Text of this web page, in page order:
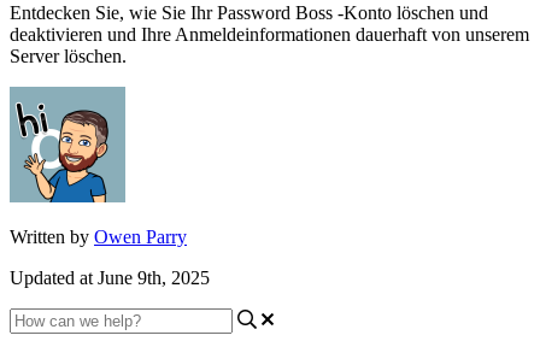
Entdecken Sie, wie Sie Ihr Password Boss -Konto löschen und
deaktivieren und Ihre Anmeldeinformationen dauerhaft von unserem
Server löschen.
Written by Owen Parry
Updated at June 9th, 2025